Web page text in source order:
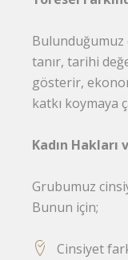
Bulunduğumuz
tanır, tarihi
gösterir,
katkı koymaya
Kadın Hakları
Grubumuz
Bunun için;
Cinsiyet